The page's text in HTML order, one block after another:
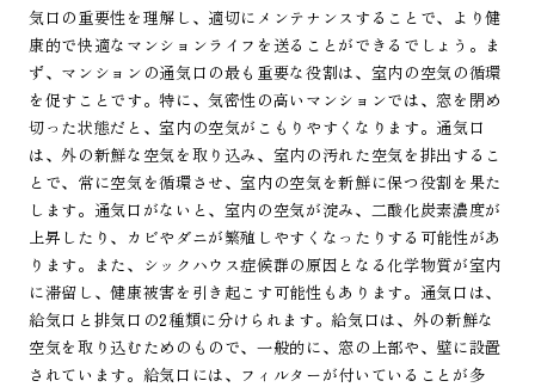
気口の重要性を理解し、適切にメンテナンスすることで、より健
康的で快適なマンションライフを送ることができるでしょう。ま
ず、マンションの通気口の最も重要な役割は、室内の空気の循環
を促すことです。特に、気密性の高いマンションでは、窓を閉め
切った状態だと、室内の空気がこもりやすくなります。通気口
は、外の新鮮な空気を取り込み、室内の汚れた空気を排出するこ
とで、常に空気を循環させ、室内の空気を新鮮に保つ役割を果た
します。通気口がないと、室内の空気が淀み、二酸化炭素濃度が
上昇したり、カビやダニが繁殖しやすくなったりする可能性があ
ります。また、シックハウス症候群の原因となる化学物質が室内
に滞留し、健康被害を引き起こす可能性もあります。通気口は、
給気口と排気口の2種類に分けられます。給気口は、外の新鮮な
空気を取り込むためのもので、一般的に、窓の上部や、壁に設置
されています。給気口には、フィルターが付いていることが多